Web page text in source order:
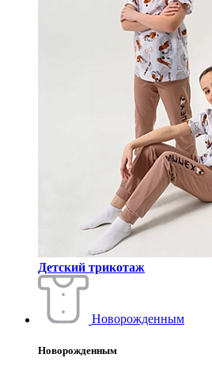
Детский трикотаж
Новорожденным
Новорожденным